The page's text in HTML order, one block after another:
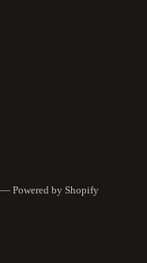
— Powered by Shopify